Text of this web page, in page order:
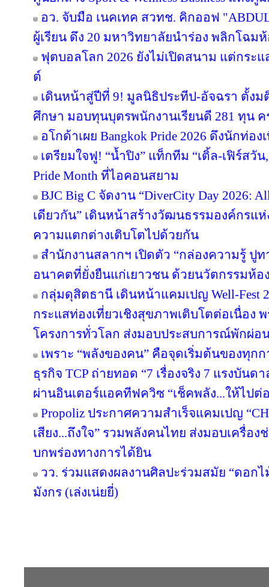
อว. จับมือ เนคเทค สวทช. คิกออฟ
ผู้เรียน ดึง 20 มหาวิทยาลัยนำร่อง พลิกโฉม
ฟุตบอลโลก 2026 ยังไม่เปิดสนาม แต่กระ
ต์
เดินหน้าสู่ปีที่ 9! มูลนิธิประทีป-อัจฉรา ตั้งม
ศึกษา มอบทุนบุตรพนักงานเรียนดี 281 ทุน
อโกด้าเผย Bangkok Pride 2026 ดึงนักท่อ
เตรียมใจฟู! “น้ำปิง” แท็กทีม “เติ้ล-เฟิร์ส
Pride Month ที่ไอคอนสยาม
BJC Big C จัดงาน “DiverCity Day 2026:
เดียวกัน” เดินหน้าสร้างวัฒนธรรมองค์กรแ
ความแตกต่างเติบโตไปด้วยกัน
สำนักงานสลากฯ เปิดตัว “กล่องความรู้ ปูท
อนาคตที่ยั่งยืนแก่เยาวชน ด้วยนวัตกรรมห้
กลุ่มดุสิตธานี เดินหน้าแคมเปญ Well-Fest
กระแสท่องเที่ยวเชิงสุขภาพเติบโตต่อเนื่อง
โครงการทั่วโลก ส่งมอบประสบการณ์พักผ่อ
เพราะ “พลังของคน” คือจุดเริ่มต้นของทุก
ธุรกิจ TCP ถ่ายทอด “7 เรื่องจริง 7 แรงบันด
ผ่านอินเตอร์แอคทีฟควิซ “เช็คพลัง...ให้ไปต่
Propoliz ประกาศความสำเร็จแคมเปญ
เสียง...ถึงใจ” รวมพลังคนไทย ส่งมอบเครื่อ
บกพร่องทางการได้ยิน
วว. ร่วมแสดงผลงานศิลปะร่วมสมัย “ดอก
มังกร (เล่งเน่ยยี่)